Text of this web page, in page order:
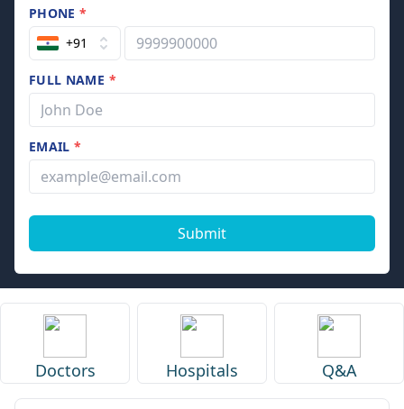
PHONE*
+91
FULL NAME *
EMAIL*
Submit
Doctors Hospitals Q&A